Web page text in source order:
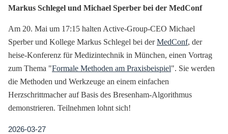
Markus Schlegel und Michael Sperber bei der MedConf
Am 20. Mai um 17:15 halten Active-Group-CEO Michael
Sperber und Kollege Markus Schlegel bei derMedConf, der
heise-Konferenz für Medizintechnik in München, einen Vortrag
zum Thema "Formale Methoden am Praxisbeispiel". Sie werden
die Methoden und Werkzeuge an einem einfachen
Herzschrittmacher auf Basis des Bresenham-Algorithmus
demonstrieren. Teilnehmen lohnt sich!
2026-03-27